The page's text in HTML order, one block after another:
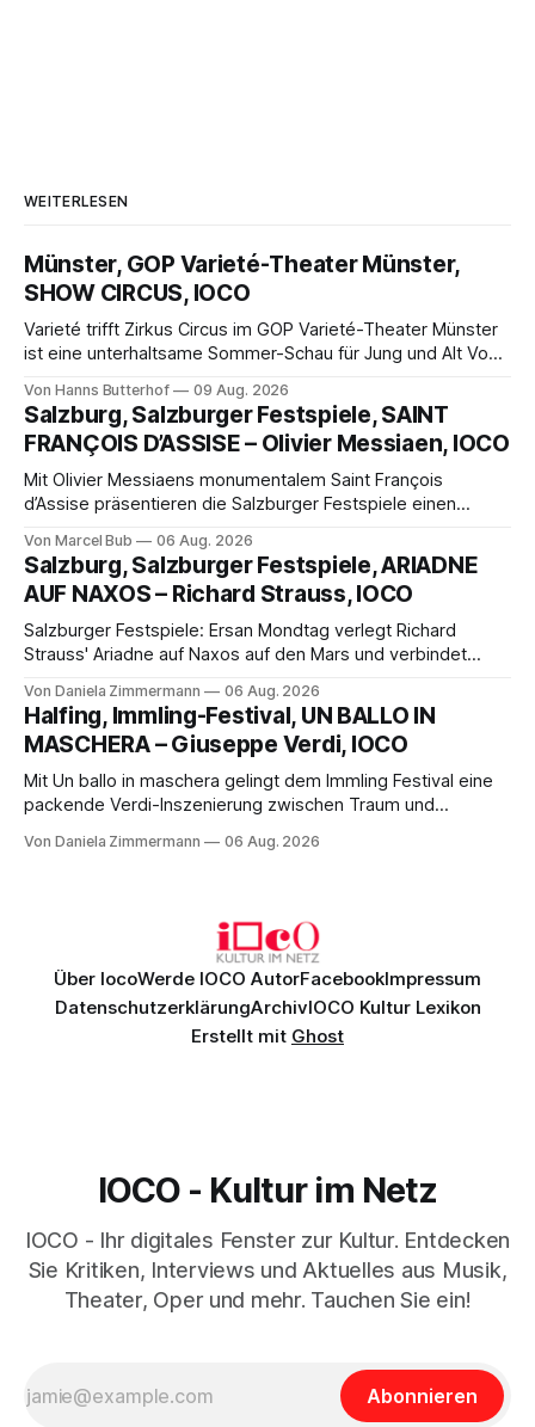
WEITERLESEN
Münster, GOP Varieté-Theater Münster,
SHOW CIRCUS, IOCO
Varieté trifft Zirkus Circus im GOP Varieté-Theater Münster
ist eine unterhaltsame Sommer-Schau für Jung und Alt Von
Münster der Vorhang zur neuen Show Circus hebt, erkundet
wohl auch eine junge Frau, wie es ist, wenn der Zirkus ins
Varieté kommt.
Von Hanns Butterhof 09 Aug. 2026
Salzburg, Salzburger Festspiele, SAINT
FRANÇOIS D’ASSISE – Olivier Messiaen, IOCO
Mit Olivier Messiaens monumentalem Saint François
d’Assise präsentieren die Salzburger Festspiele einen
eine bildgewaltige Inszenierung, Maxime Pascal entfaltet
die komplexe Partitur eindrucksvoll, Philippe Sly berührt als
Franziskus.
Von Marcel Bub 06 Aug. 2026
Salzburg, Salzburger Festspiele, ARIADNE
AUF NAXOS – Richard Strauss, IOCO
Salzburger Festspiele: Ersan Mondtag verlegt Richard
Strauss' Ariadne auf Naxos auf den Mars und verbindet
Aufführung mit starken Solisten und den Wiener
Philharmonikern, szenisch bleibt der zweite Akt jedoch
hinter den Erwartungen zurück.
Von Daniela Zimmermann 06 Aug. 2026
Halfing, Immling-Festival, UN BALLO IN
MASCHERA – Giuseppe Verdi, IOCO
Mit Un ballo in maschera gelingt dem Immling Festival eine
packende Verdi-Inszenierung zwischen Traum und
psychologische Tiefe mit starken Bildern, getragen von
Von Daniela Zimmermann 06 Aug. 2026
Über IocoWerde IOCO AutorFacebookImpressum
DatenschutzerklärungArchivIOCO Kultur Lexikon
Erstellt mit Ghost
IOCO - Kultur im Netz
IOCO - Ihr digitales Fenster zur Kultur. Entdecken
Sie Kritiken, Interviews und Aktuelles aus Musik,
Theater, Oper und mehr. Tauchen Sie ein!
Abonnieren